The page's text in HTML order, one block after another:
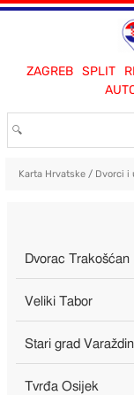
ZAGREB SPLIT
Karta Hrvatske/ Dvorci i
Dvorac Trakošćan
Veliki Tabor
Stari grad Varaždin
Tvrđa Osijek